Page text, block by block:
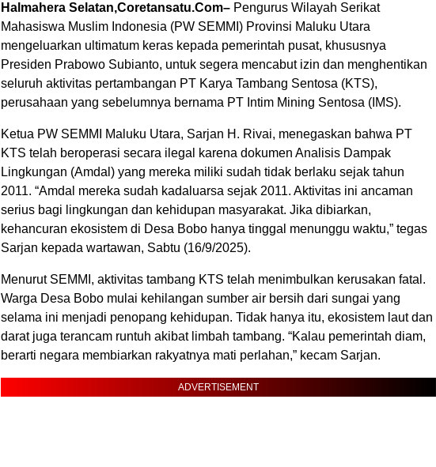
Halmahera Selatan,Coretansatu.Com– Pengurus Wilayah Serikat
Mahasiswa Muslim Indonesia (PW SEMMI) Provinsi Maluku Utara
mengeluarkan ultimatum keras kepada pemerintah pusat, khususnya
Presiden Prabowo Subianto, untuk segera mencabut izin dan menghentikan
seluruh aktivitas pertambangan PT Karya Tambang Sentosa (KTS),
perusahaan yang sebelumnya bernama PT Intim Mining Sentosa (IMS).
Ketua PW SEMMI Maluku Utara, Sarjan H. Rivai, menegaskan bahwa PT
KTS telah beroperasi secara ilegal karena dokumen Analisis Dampak
Lingkungan (Amdal) yang mereka miliki sudah tidak berlaku sejak tahun
2011. “Amdal mereka sudah kadaluarsa sejak 2011. Aktivitas ini ancaman
serius bagi lingkungan dan kehidupan masyarakat. Jika dibiarkan,
kehancuran ekosistem di Desa Bobo hanya tinggal menunggu waktu,” tegas
Sarjan kepada wartawan, Sabtu (16/9/2025).
Menurut SEMMI, aktivitas tambang KTS telah menimbulkan kerusakan fatal.
Warga Desa Bobo mulai kehilangan sumber air bersih dari sungai yang
selama ini menjadi penopang kehidupan. Tidak hanya itu, ekosistem laut dan
darat juga terancam runtuh akibat limbah tambang. “Kalau pemerintah diam,
berarti negara membiarkan rakyatnya mati perlahan,” kecam Sarjan.
ADVERTISEMENT